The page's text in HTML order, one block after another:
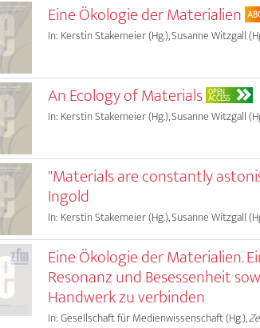
Eine Ökologie der Materialien
In: Kerstin Stakemeier (Hg.), Susanne Witzgall
An Ecology of Materials OPEN
ACCESS
In: Kerstin Stakemeier (Hg.), Susanne Witzgall
"Materials are constantly
Ingold
In: Kerstin Stakemeier (Hg.), Susanne Witzgall
Eine Ökologie der Materialien.
Resonanz und Besessenheit
Handwerk zu verbinden
In: Gesellschaft für Medienwissenschaft (Hg.),